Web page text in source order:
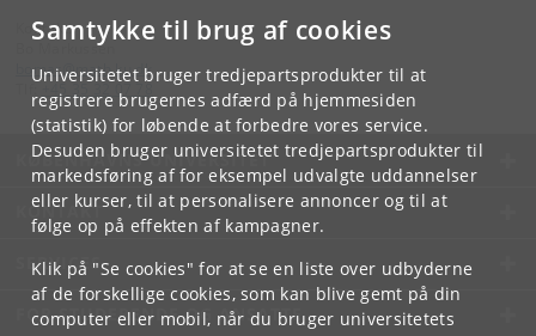
Samtykke til brug af cookies
Universitetet bruger tredjepartsprodukter til at
registrere brugernes adfærd på hjemmesiden
(statistik) for løbende at forbedre vores service.
Desuden bruger universitetet tredjepartsprodukter til
markedsføring af for eksempel udvalgte uddannelser
eller kurser, til at personalisere annoncer og til at
følge op på effekten af kampagner.
Klik på "Se cookies" for at se en liste over udbyderne
af de forskellige cookies, som kan blive gemt på din
computer eller mobil, når du bruger universitetets
Kontakt:
Bo Markussen
bomar@math.ku.dk
KØBENHAVNS UNIVERSITET
KONTAKT
SERVICES
FOR STUDERENDE OG ANSATTE